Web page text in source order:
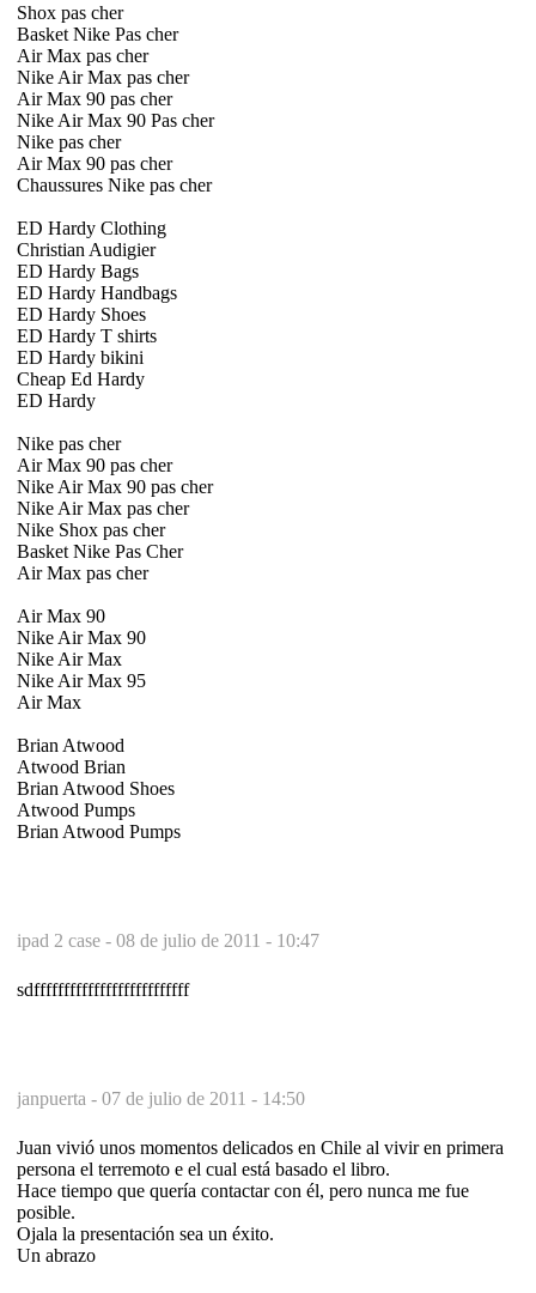
Shox pas cher
Basket Nike Pas cher
Air Max pas cher
Nike Air Max pas cher
Air Max 90 pas cher
Nike Air Max 90 Pas cher
Nike pas cher
Air Max 90 pas cher
Chaussures Nike pas cher
ED Hardy Clothing
Christian Audigier
ED Hardy Bags
ED Hardy Handbags
ED Hardy Shoes
ED Hardy T shirts
ED Hardy bikini
Cheap Ed Hardy
ED Hardy
Nike pas cher
Air Max 90 pas cher
Nike Air Max 90 pas cher
Nike Air Max pas cher
Nike Shox pas cher
Basket Nike Pas Cher
Air Max pas cher
Air Max 90
Nike Air Max 90
Nike Air Max
Nike Air Max 95
Air Max
Brian Atwood
Atwood Brian
Brian Atwood Shoes
Atwood Pumps
Brian Atwood Pumps
ipad 2 case - 08 de julio de 2011 - 10:47
sdffffffffffffffffffffffffff
janpuerta - 07 de julio de 2011 - 14:50
Juan vivió unos momentos delicados en Chile al vivir en primera
persona el terremoto e el cual está basado el libro.
Hace tiempo que quería contactar con él, pero nunca me fue
posible.
Ojala la presentación sea un éxito.
Un abrazo